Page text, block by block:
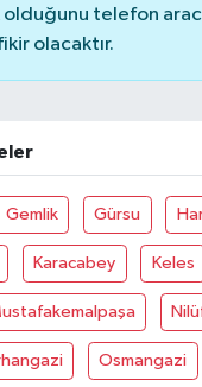
olduğunu telefon
olacaktır.
Gemlik Gürsu
Karacabey Keles
Osmangazi